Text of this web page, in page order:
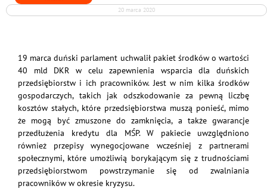
20 marca 2020
19 marca duński parlament uchwalił pakiet środków o wartości
40 mld DKR w celu zapewnienia wsparcia dla duńskich
przedsiębiorstw i ich pracowników. Jest w nim kilka środków
gospodarczych, takich jak odszkodowanie za pewną liczbę
kosztów stałych, które przedsiębiorstwa muszą ponieść, mimo
że mogą być zmuszone do zamknięcia, a także gwarancje
przedłużenia kredytu dla MŚP. W pakiecie uwzględniono
również przepisy wynegocjowane wcześniej z partnerami
społecznymi, które umożliwią borykającym się z trudnościami
przedsiębiorstwom powstrzymanie się od zwalniania
pracowników w okresie kryzysu.